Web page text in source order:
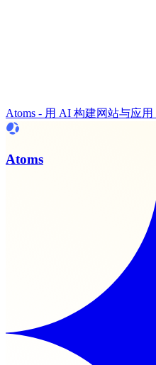
Atoms - 用 AI 构建网站与应
Atoms